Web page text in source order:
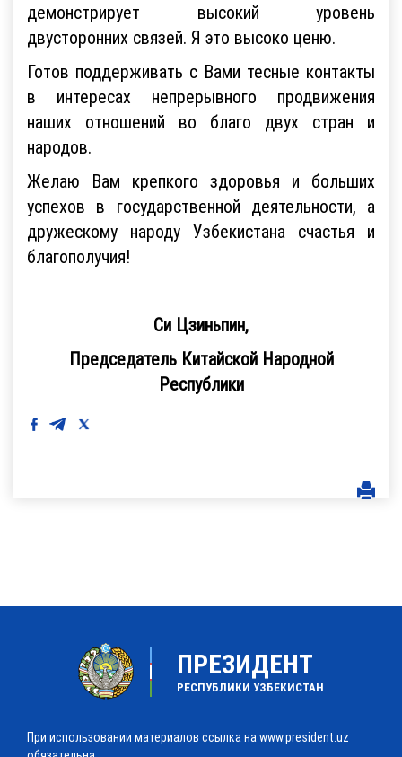
демонстрирует высокий уровень
двусторонних связей. Я это высоко ценю.
Готов поддерживать с Вами тесные контакты
в интересах непрерывного продвижения
наших отношений во благо двух стран и
народов.
Желаю Вам крепкого здоровья и больших
успехов в государственной деятельности, а
дружескому народу Узбекистана счастья и
благополучия!
Си Цзиньпин,
Председатель Китайской Народной
Республики
ПРЕЗИДЕНТ
РЕСПУБЛИКИ УЗБЕКИСТАН
При использовании материалов ссылка на www.president.uz